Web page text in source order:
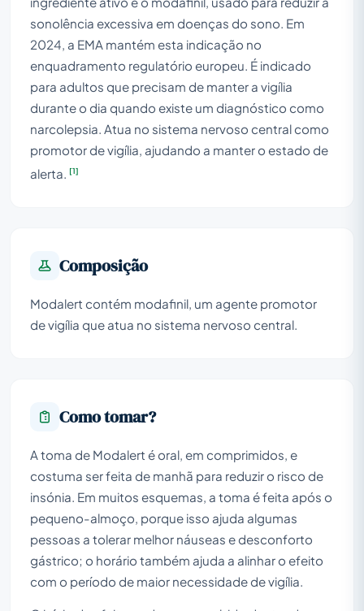
sonolência excessiva em doenças do sono. Em
2024, a EMA mantém esta indicação no
enquadramento regulatório europeu. É indicado
para adultos que precisam de manter a vigília
durante o dia quando existe um diagnóstico como
narcolepsia. Atua no sistema nervoso central como
promotor de vigília, ajudando a manter o estado de
alerta.
[1]
Composição
Modalert contém modafinil, um agente promotor
de vigília que atua no sistema nervoso central.
Como tomar?
A toma de Modalert é oral, em comprimidos, e
costuma ser feita de manhã para reduzir o risco de
insónia. Em muitos esquemas, a toma é feita após o
pequeno-almoço, porque isso ajuda algumas
pessoas a tolerar melhor náuseas e desconforto
gástrico; o horário também ajuda a alinhar o efeito
com o período de maior necessidade de vigília.